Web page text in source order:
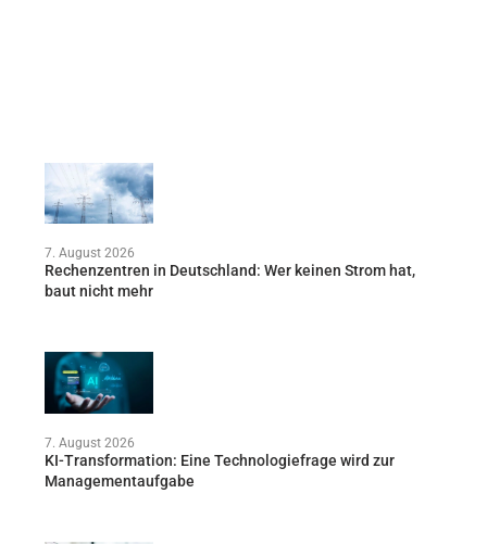
7. August 2026
Rechenzentren in Deutschland: Wer keinen Strom hat,
baut nicht mehr
7. August 2026
KI-Transformation: Eine Technologiefrage wird zur
Managementaufgabe